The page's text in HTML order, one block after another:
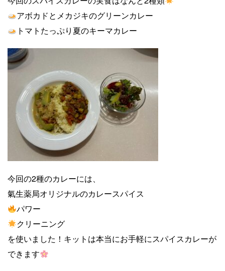
アボカドとメカジキのグリーンカレー
トマトたっぷり夏のキーマカレー
今回の2種のカレーには、
氣生薬局オリジナルのカレースパイス
パワー
クリーニング
を使いました！キットは本当にお手軽にスパイスカレーが
できます